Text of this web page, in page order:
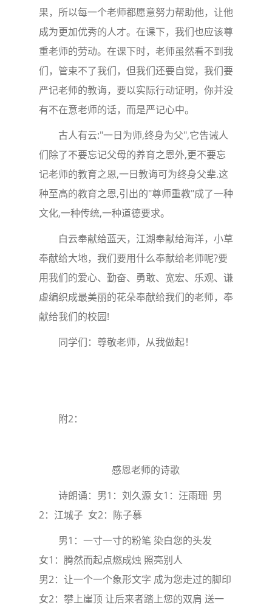
果，所以每一个老师都愿意努力帮助他，让他
成为更加优秀的人才。在课下，我们也应该尊
重老师的劳动。在课下时，老师虽然看不到我
们，管束不了我们，但我们还要自觉，我们要
严记老师的教诲，要以实际行动证明，你并没
有不在意老师的话，而是严记心中。
古人有云:"一日为师,终身为父",它告诫人
们除了不要忘记父母的养育之恩外,更不要忘
记老师的教育之恩,一日教诲可为终身父辈.这
种至高的教育之恩,引出的"尊师重教"成了一种
文化,一种传统,一种道德要求。
白云奉献给蓝天，江湖奉献给海洋，小草
奉献给大地，我们要用什么奉献给老师呢?要
用我们的爱心、勤奋、勇敢、宽宏、乐观、谦
虚编织成最美丽的花朵奉献给我们的老师，奉
献给我们的校园!
同学们：尊敬老师，从我做起！
附2：
感恩老师的诗歌
诗朗诵：男1：刘久源 女1：汪雨珊 男
2：江城子 女2：陈子慕
男1：一寸一寸的粉笔 染白您的头发
女1：腾然而起点燃成烛 照亮别人
男2：让一个一个象形文字 成为您走过的脚印
女2：攀上崖顶 让后来者踏上您的双肩 送一